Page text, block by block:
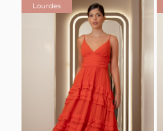
Lourdes